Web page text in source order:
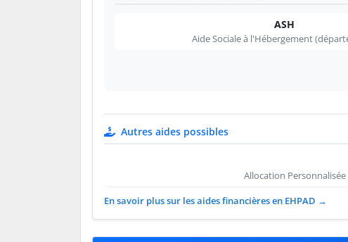
ASH
Aide Sociale à l'Hébergement
Autres aides possibles
Allocation
En savoir plus sur les aides financières en EHPAD →